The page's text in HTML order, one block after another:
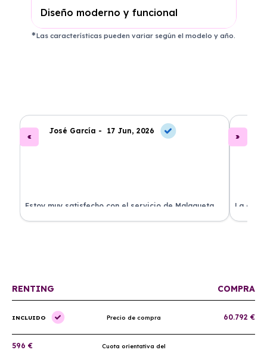
Diseño moderno y funcional
Las características pueden variar según el modelo y año.
José García - 17 Jun, 2026
Estoy muy satisfecho con el servicio de Malagueta
Renting. El coche llegó en perfectas condiciones y el
La
ha
RENTING COMPRA
INCLUIDO Precio de compra 60.792 €
596 €
Cuota orientativa del